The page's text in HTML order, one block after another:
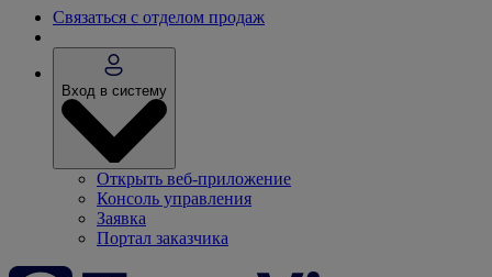
Связаться с отделом продаж
Вход в систему
Открыть веб-приложение
Консоль управления
Заявка
Портал заказчика